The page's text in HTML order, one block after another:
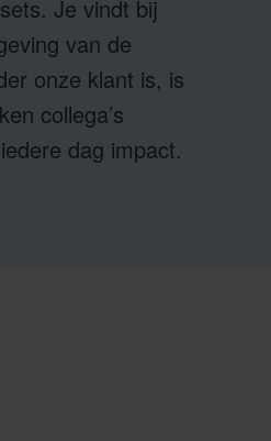
Je vindt bij
van de
onze klant is, is
collega’s
dag impact.